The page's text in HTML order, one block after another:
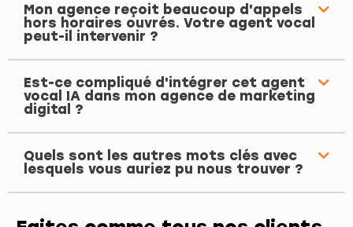
Mon agence reçoit beaucoup d'appels
hors horaires ouvrés. Votre agent vocal
peut-il intervenir ?
Est-ce compliqué d'intégrer cet agent
vocal IA dans mon agence de marketing
digital ?
Quels sont les autres mots clés avec
lesquels vous auriez pu nous trouver ?